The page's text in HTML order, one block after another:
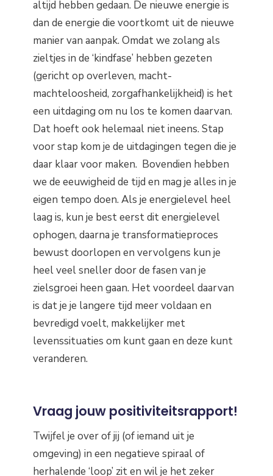
altijd hebben gedaan. De nieuwe energie is
dan de energie die voortkomt uit de nieuwe
manier van aanpak. Omdat we zolang als
zieltjes in de ‘kindfase’ hebben gezeten
(gericht op overleven, macht-
machteloosheid, zorgafhankelijkheid) is het
een uitdaging om nu los te komen daarvan.
Dat hoeft ook helemaal niet ineens. Stap
voor stap kom je de uitdagingen tegen die je
daar klaar voor maken. Bovendien hebben
we de eeuwigheid de tijd en mag je alles in je
eigen tempo doen. Als je energielevel heel
laag is, kun je best eerst dit energielevel
ophogen, daarna je transformatieproces
bewust doorlopen en vervolgens kun je
heel veel sneller door de fasen van je
zielsgroei heen gaan. Het voordeel daarvan
is dat je je langere tijd meer voldaan en
bevredigd voelt, makkelijker met
levenssituaties om kunt gaan en deze kunt
veranderen.
Vraag jouw positiviteitsrapport!
Twijfel je over of jij (of iemand uit je
omgeving) in een negatieve spiraal of
herhalende ‘loop’ zit en wil je het zeker